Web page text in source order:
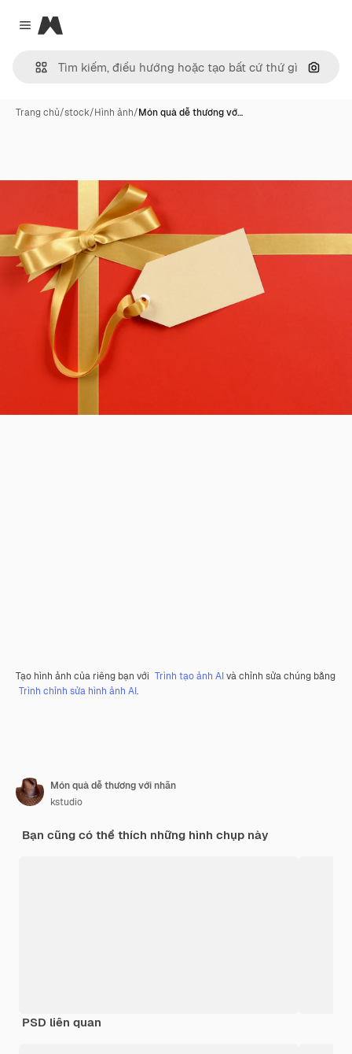
Close menu
Magnific
Tìm
Trang chủ/stock/Hình ảnh/Món quà dễ thương vớ…
Tạo hình ảnh của riêng bạn với Trình tạo ảnh AIvà chỉnh sửa chúng bằng
Trình chỉnh sửa hình ảnh AI.
Món quà dễ thương với nhãn
kstudio
Bạn cũng có thể thích những hình chụp này
PSD liên quan